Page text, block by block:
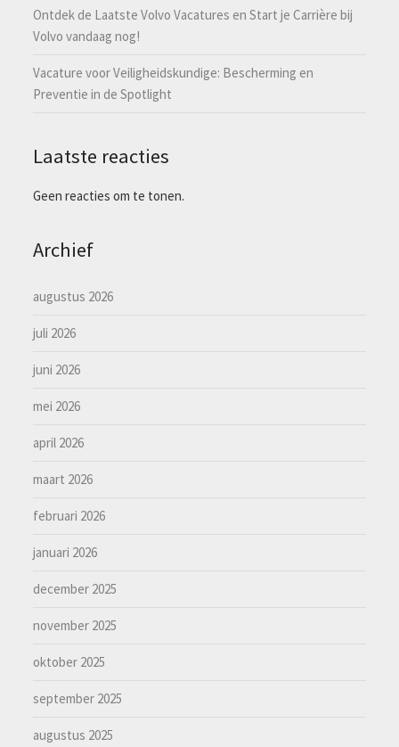
Ontdek de Laatste Volvo Vacatures en Start je Carrière bij
Volvo vandaag nog!
Vacature voor Veiligheidskundige: Bescherming en
Preventie in de Spotlight
Laatste reacties
Geen reacties om te tonen.
Archief
augustus 2026
juli 2026
juni 2026
mei 2026
april 2026
maart 2026
februari 2026
januari 2026
december 2025
november 2025
oktober 2025
september 2025
augustus 2025